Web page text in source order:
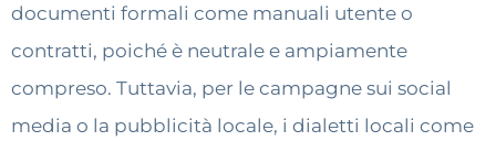
documenti formali come manuali utente o
contratti, poiché è neutrale e ampiamente
compreso. Tuttavia, per le campagne sui social
media o la pubblicità locale, i dialetti locali come